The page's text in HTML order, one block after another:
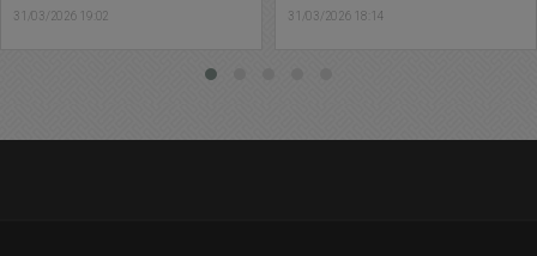
31/03/2026 19:02 31/03/2026 18:14